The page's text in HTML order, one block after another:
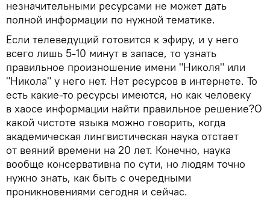
незначительными ресурсами не может дать
полной информации по нужной тематике.
Если телеведущий готовится к эфиру, и у него
всего лишь 5-10 минут в запасе, то узнать
правильное произношение имени "Николя" или
"Никола" у него нет. Нет ресурсов в интернете. То
есть какие-то ресурсы имеются, но как человеку
в хаосе информации найти правильное решение?О
какой чистоте языка можно говорить, когда
академическая лингвистическая наука отстает
от веяний времени на 20 лет. Конечно, наука
вообще консервативна по сути, но людям точно
нужно знать, как быть с очередными
проникновениями сегодня и сейчас.